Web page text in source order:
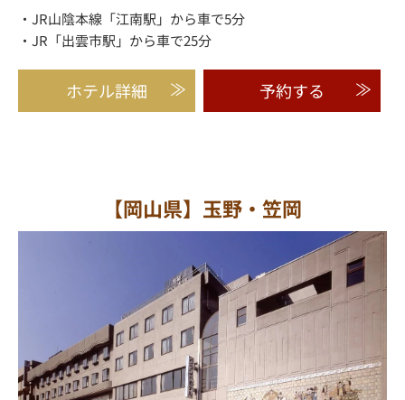
・JR山陰本線「江南駅」から車で5分
・JR「出雲市駅」から車で25分
ホテル詳細 予約する
【岡山県】玉野・笠岡